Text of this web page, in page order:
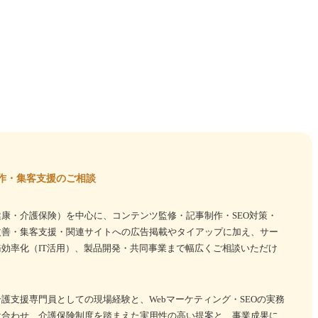
・集客支援のご相談
・介護保険）を中心に、コンテンツ監修・記事制作・SEO対策・
・集客支援・関連サイトへの広告掲載やタイアップに加え、サー
率化（IT活用）、製品開発・共同事業まで幅広くご相談いただけ
支援専門員としての現場経験と、Webマーケティング・SEOの実務
わせ、介護保険制度を踏まえた実用性の高い提案と、事業成果に